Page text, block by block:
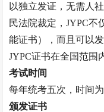
以独立发证，无需人
民法院裁定，JYPC不
能证书），而且可以
JYPC证书在全国范围
考试时间
每年统考五次，时间为
颁发证书